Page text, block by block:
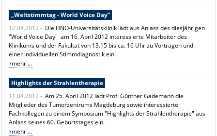
„Weltstimmtag - World Voice Day“
12.04.2012 - Die HNO-Universitätsklinik lädt aus Anlass des diesjährigen
"World Voice Day" am 16. April 2012 interessierte Mitarbeiter des
Klinikums und der Fakultät von 13.15 bis ca. 16 Uhr zu Vorträgen und
einer individuellen Stimmdiagnostik ein.
mehr ...
Highlights der Strahlentherapie
11.04.2012 - Am 25. April 2012 lädt Prof. Günther Gademann die
Mitglieder des Tumorzentrums Magdeburg sowie interessierte
Fachkollegen zu einem Symposium "Highlights der Strahlentherapie" aus
Anlass seines 60. Geburtstages ein.
mehr ...